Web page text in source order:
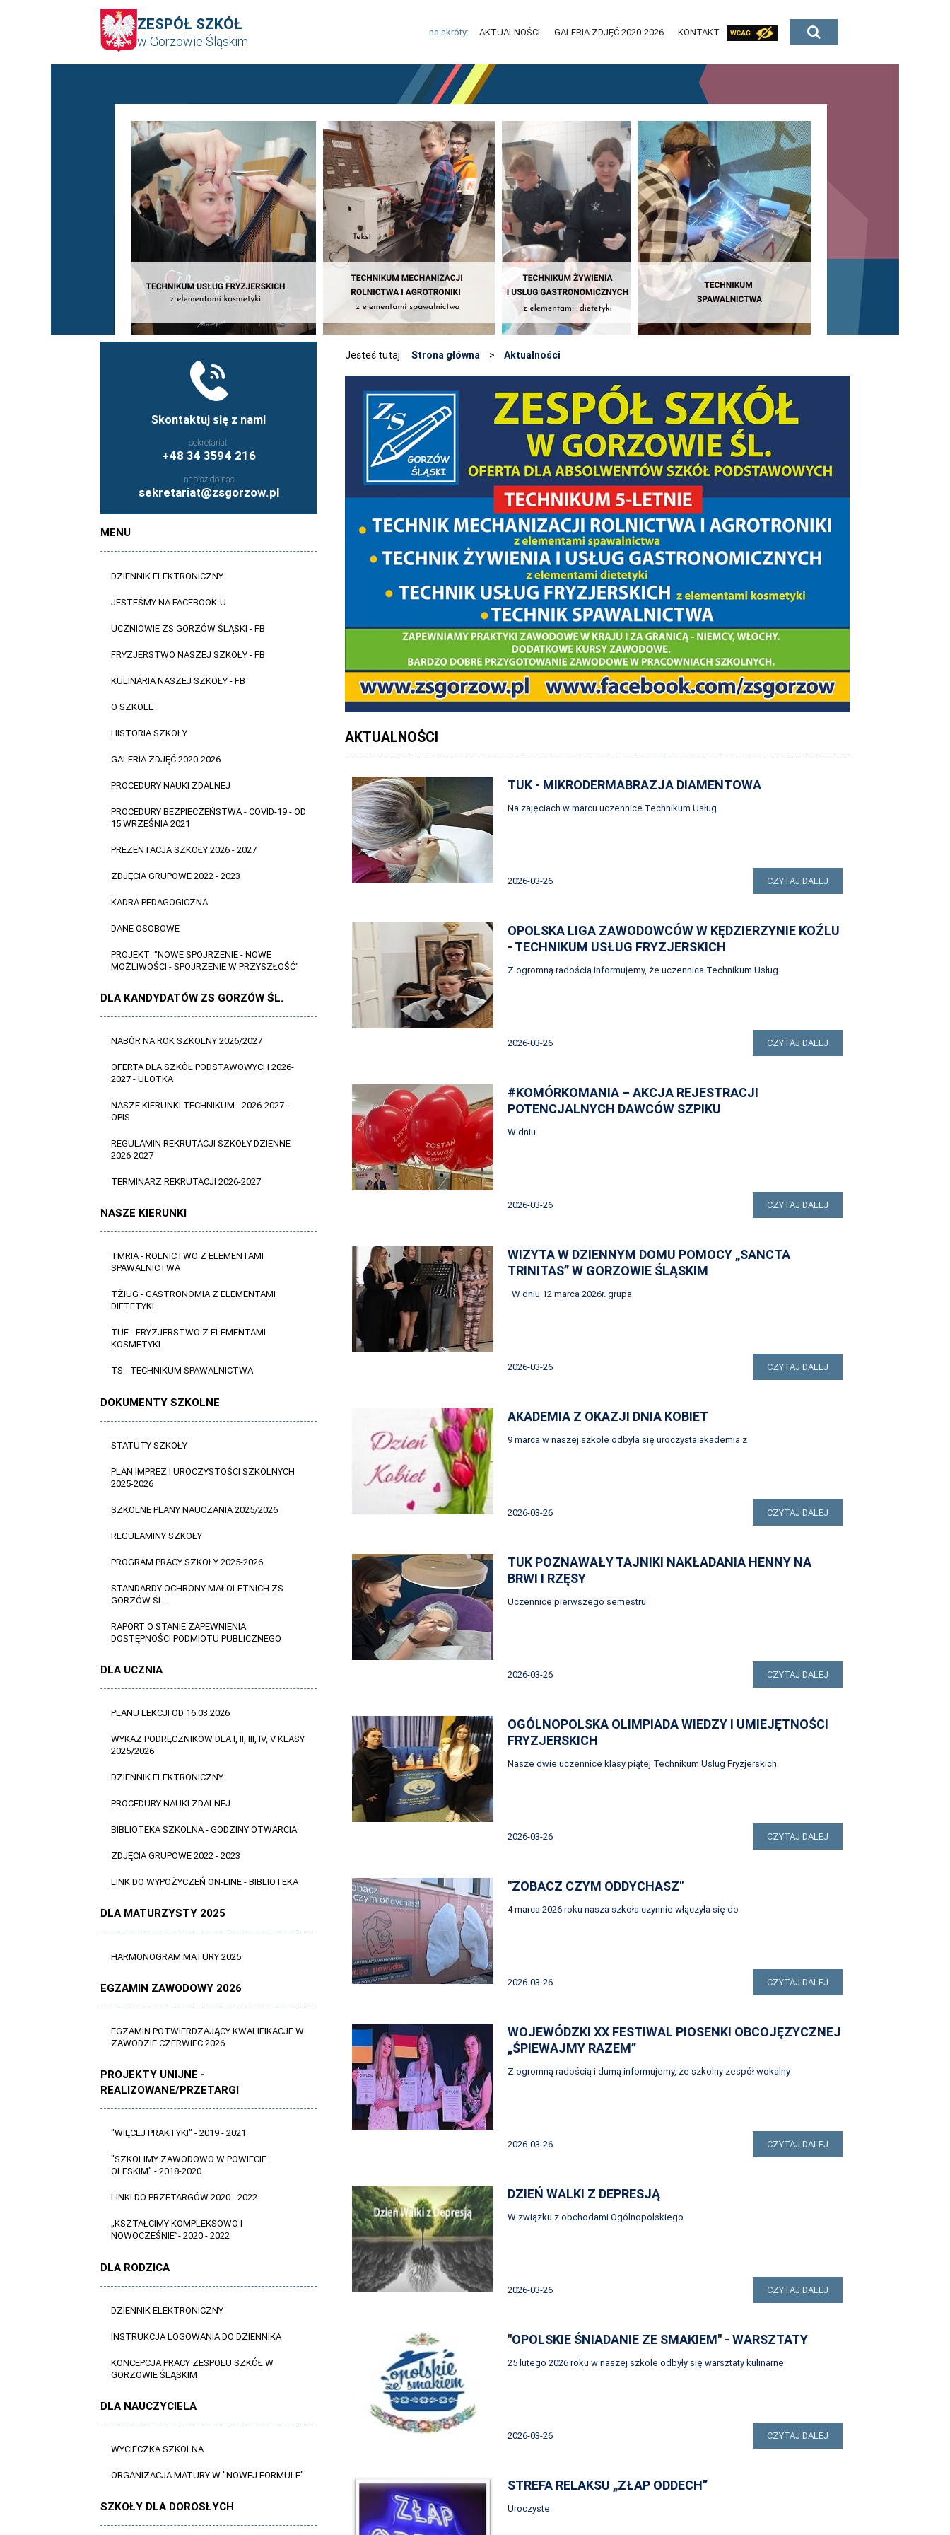
ZESPÓŁ SZKÓŁ
w Gorzowie Śląskim
na skróty: AKTUALNOŚCI GALERIA ZDJĘĆ 2020-2026 KONTAKT
Skontaktuj się z nami
sekretariat
+48 34 3594 216
napisz do nas
sekretariat@zsgorzow.pl
MENU
DZIENNIK ELEKTRONICZNY
JESTEŚMY NA FACEBOOK-U
UCZNIOWIE ZS GORZÓW ŚLĄSKI - FB
FRYZJERSTWO NASZEJ SZKOŁY - FB
KULINARIA NASZEJ SZKOŁY - FB
O SZKOLE
HISTORIA SZKOŁY
GALERIA ZDJĘĆ 2020-2026
PROCEDURY NAUKI ZDALNEJ
PROCEDURY BEZPIECZEŃSTWA - COVID-19 - OD
15 WRZEŚNIA 2021
PREZENTACJA SZKOŁY 2026 - 2027
ZDJĘCIA GRUPOWE 2022 - 2023
KADRA PEDAGOGICZNA
DANE OSOBOWE
PROJEKT: "NOWE SPOJRZENIE - NOWE
MOŻLIWOŚCI - SPOJRZENIE W PRZYSZŁOŚĆ"
DLA KANDYDATÓW ZS GORZÓW ŚL.
NABÓR NA ROK SZKOLNY 2026/2027
OFERTA DLA SZKÓŁ PODSTAWOWYCH 2026-
2027 - ULOTKA
NASZE KIERUNKI TECHNIKUM - 2026-2027 -
OPIS
REGULAMIN REKRUTACJI SZKOŁY DZIENNE
2026-2027
TERMINARZ REKRUTACJI 2026-2027
NASZE KIERUNKI
TMRIA - ROLNICTWO Z ELEMENTAMI
SPAWALNICTWA
TŻIUG - GASTRONOMIA Z ELEMENTAMI
DIETETYKI
TUF - FRYZJERSTWO Z ELEMENTAMI
KOSMETYKI
TS - TECHNIKUM SPAWALNICTWA
DOKUMENTY SZKOLNE
STATUTY SZKOŁY
PLAN IMPREZ I UROCZYSTOŚCI SZKOLNYCH
2025-2026
SZKOLNE PLANY NAUCZANIA 2025/2026
REGULAMINY SZKOŁY
PROGRAM PRACY SZKOŁY 2025-2026
STANDARDY OCHRONY MAŁOLETNICH ZS
GORZÓW ŚL.
RAPORT O STANIE ZAPEWNIENIA
DOSTĘPNOŚCI PODMIOTU PUBLICZNEGO
DLA UCZNIA
PLANU LEKCJI OD 16.03.2026
WYKAZ PODRĘCZNIKÓW DLA I, II, III, IV, V KLASY
2025/2026
DZIENNIK ELEKTRONICZNY
PROCEDURY NAUKI ZDALNEJ
BIBLIOTEKA SZKOLNA - GODZINY OTWARCIA
ZDJĘCIA GRUPOWE 2022 - 2023
LINK DO WYPOŻYCZEŃ ON-LINE - BIBLIOTEKA
DLA MATURZYSTY 2025
HARMONOGRAM MATURY 2025
EGZAMIN ZAWODOWY 2026
EGZAMIN POTWIERDZAJĄCY KWALIFIKACJE W
ZAWODZIE CZERWIEC 2026
PROJEKTY UNIJNE -
REALIZOWANE/PRZETARGI
"WIĘCEJ PRAKTYKI" - 2019 - 2021
"SZKOLIMY ZAWODOWO W POWIECIE
OLESKIM” - 2018-2020
LINKI DO PRZETARGÓW 2020 - 2022
„KSZTAŁCIMY KOMPLEKSOWO I
NOWOCZEŚNIE”- 2020 - 2022
DLA RODZICA
DZIENNIK ELEKTRONICZNY
INSTRUKCJA LOGOWANIA DO DZIENNIKA
KONCEPCJA PRACY ZESPOŁU SZKÓŁ W
GORZOWIE ŚLĄSKIM
DLA NAUCZYCIELA
WYCIECZKA SZKOLNA
ORGANIZACJA MATURY W "NOWEJ FORMULE"
SZKOŁY DLA DOROSŁYCH
Jesteś tutaj: Strona główna > Aktualności
AKTUALNOŚCI
TUK - MIKRODERMABRAZJA DIAMENTOWA
Na zajęciach w marcu uczennice Technikum Usług
2026-03-26 CZYTAJ DALEJ
OPOLSKA LIGA ZAWODOWCÓW W KĘDZIERZYNIE KOŹLU
- TECHNIKUM USŁUG FRYZJERSKICH
Z ogromną radością informujemy, że uczennica Technikum Usług
2026-03-26 CZYTAJ DALEJ
#KOMÓRKOMANIA – AKCJA REJESTRACJI
POTENCJALNYCH DAWCÓW SZPIKU
W dniu
2026-03-26 CZYTAJ DALEJ
WIZYTA W DZIENNYM DOMU POMOCY „SANCTA
TRINITAS” W GORZOWIE ŚLĄSKIM
W dniu 12 marca 2026r. grupa
2026-03-26 CZYTAJ DALEJ
AKADEMIA Z OKAZJI DNIA KOBIET
9 marca w naszej szkole odbyła się uroczysta akademia z
2026-03-26 CZYTAJ DALEJ
TUK POZNAWAŁY TAJNIKI NAKŁADANIA HENNY NA
BRWI I RZĘSY
Uczennice pierwszego semestru
2026-03-26 CZYTAJ DALEJ
OGÓLNOPOLSKA OLIMPIADA WIEDZY I UMIEJĘTNOŚCI
FRYZJERSKICH
Nasze dwie uczennice klasy piątej Technikum Usług Fryzjerskich
2026-03-26 CZYTAJ DALEJ
"ZOBACZ CZYM ODDYCHASZ"
4 marca 2026 roku nasza szkoła czynnie włączyła się do
2026-03-26 CZYTAJ DALEJ
WOJEWÓDZKI XX FESTIWAL PIOSENKI OBCOJĘZYCZNEJ
„ŚPIEWAJMY RAZEM”
Z ogromną radością i dumą informujemy, że szkolny zespół wokalny
2026-03-26 CZYTAJ DALEJ
DZIEŃ WALKI Z DEPRESJĄ
W związku z obchodami Ogólnopolskiego
2026-03-26 CZYTAJ DALEJ
"OPOLSKIE ŚNIADANIE ZE SMAKIEM" - WARSZTATY
25 lutego 2026 roku w naszej szkole odbyły się warsztaty kulinarne
2026-03-26 CZYTAJ DALEJ
STREFA RELAKSU „ZŁAP ODDECH”
Uroczyste